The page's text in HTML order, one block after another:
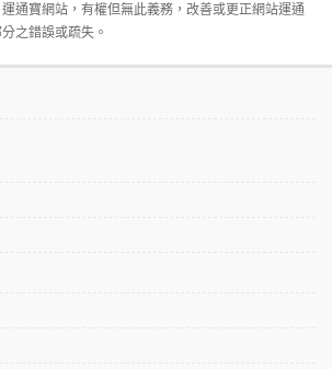
通寶網站，有權但無此義務，改善或更正網站運通
之錯誤或疏失。